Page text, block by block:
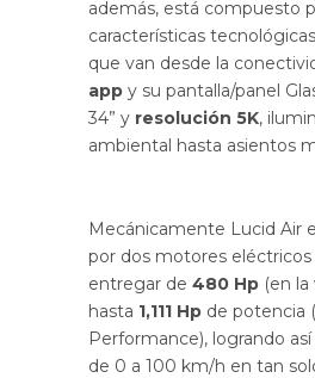
además, está compuesto
características
que van desde la
app y su pantalla/panel
34” y resolución 5K,
ambiental hasta asientos
Mecánicamente Lucid Air
por dos motores eléctricos
entregar de 480 Hp (en
hasta 1,111 Hp de potencia
Performance), logrando
de 0 a 100 km/h en tan